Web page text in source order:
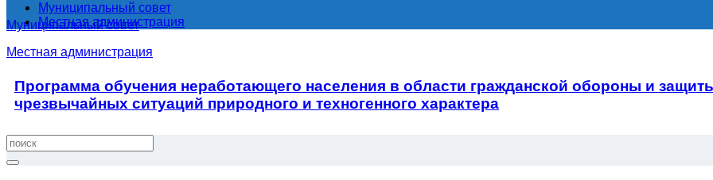
Муниципальный совет
Местная администрация
Муниципальный совет
Местная администрация
Программа обучения неработающего населения в области гражданской обороны и
чрезвычайных ситуаций природного и техногенного характера